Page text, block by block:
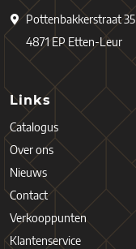
Pottenbakkerstraat 35
4871 EP Etten-Leur
Links
Catalogus
Over ons
Nieuws
Contact
Verkooppunten
Klantenservice